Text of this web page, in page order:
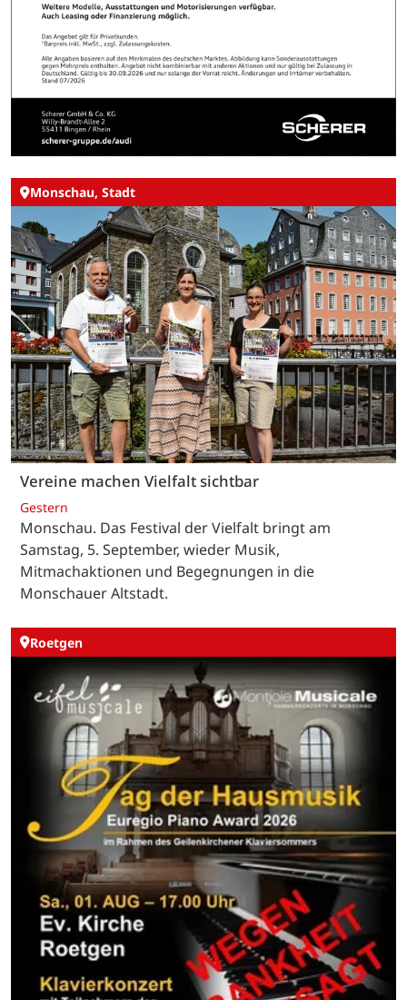
Monschau, Stadt
Vereine machen Vielfalt sichtbar
Gestern
Monschau. Das Festival der Vielfalt bringt am
Samstag, 5. September, wieder Musik,
Mitmachaktionen und Begegnungen in die
Monschauer Altstadt.
Roetgen